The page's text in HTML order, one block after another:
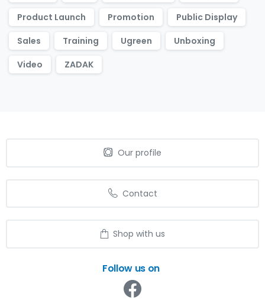
Product Launch
Promotion
Public Display
Sales
Training Ugreen
Unboxing
Video
ZADAK
Our profile
Contact
Shop with us
Follow us on